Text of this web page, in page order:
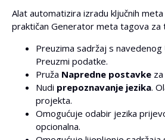
Alat automatizira izradu ključnih
praktičan Generator meta tagova za
Preuzima sadržaj s navedenog
Preuzmi podatke.
Pruža Napredne postavke
Nudi prepoznavanje jezika.
projekta.
Omogućuje odabir jezika
opcionalna.